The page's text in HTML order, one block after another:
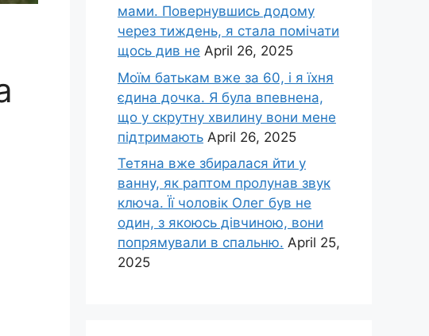
мами. Повернувшись додому
через тиждень, я стала помічати
щось див не April 26, 2025
Моїм батькам вже за 60, і я їхня
єдина дочка. Я була впевнена,
що у скрутну хвилину вони мене
підтримають April 26, 2025
Тетяна вже збиралася йти у
ванну, як раптом пролунав звук
ключа. Її чоловік Олег був не
один, з якоюсь дівчиною, вони
попрямували в спальню. April 25,
2025